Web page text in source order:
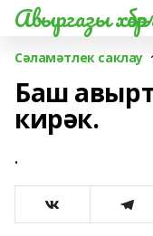
Авыргазы
Сәламәтлек саклау
Баш
кирәк.
.